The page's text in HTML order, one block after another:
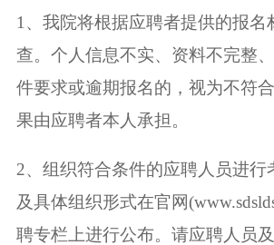
1、我院将根据应聘者提供的报名
查。个人信息不实、资料不完整
件要求或逾期报名的，视为不符
果由应聘者本人承担。
2、组织符合条件的应聘人员进行
及具体组织形式在官网
聘专栏上进行公布。请应聘人员